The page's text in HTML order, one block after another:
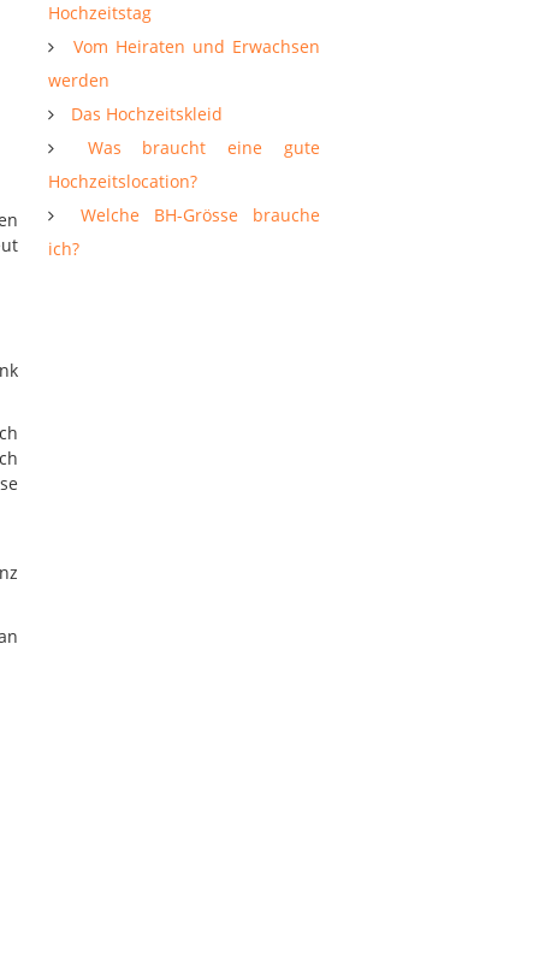
Hochzeitstag
Vom Heiraten und Erwachsen
werden
Das Hochzeitskleid
Was braucht eine gute
Hochzeitslocation?
Welche BH-Grösse brauche
ich?